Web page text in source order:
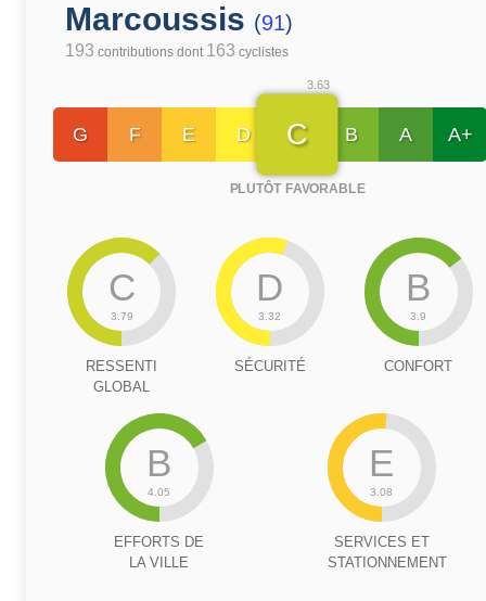
Marcoussis (91)
193 contributions dont 163 cyclistes
G F E D
3.63
C
PLUTÔT FAVORABLE
B A A+
C
3.79
RESSENTI
GLOBAL
D
3.32
SÉCURITÉ
B
3.9
CONFORT
B
4.05
EFFORTS DE
LA VILLE
E
3.08
SERVICES ET
STATIONNEMENT